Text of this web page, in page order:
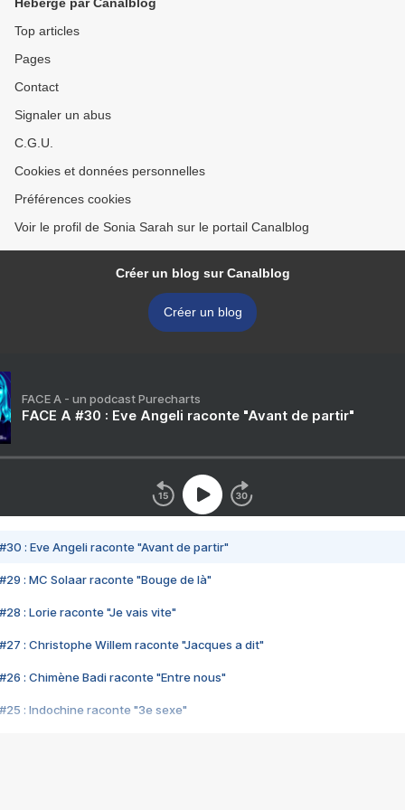
Top articles
Pages
Contact
Signaler un abus
C.G.U.
Cookies et données personnelles
Préférences cookies
Voir le profil de Sonia Sarah sur le portail Canalblog
Créer un blog sur Canalblog
Créer un blog
FACE A - un podcast Purecharts
FACE A #30 : Eve Angeli raconte "Avant de partir"
#30 : Eve Angeli raconte "Avant de partir"
#29 : MC Solaar raconte "Bouge de là"
#28 : Lorie raconte "Je vais vite"
#27 : Christophe Willem raconte "Jacques a dit"
#26 : Chimène Badi raconte "Entre nous"
#25 : Indochine raconte "3e sexe"